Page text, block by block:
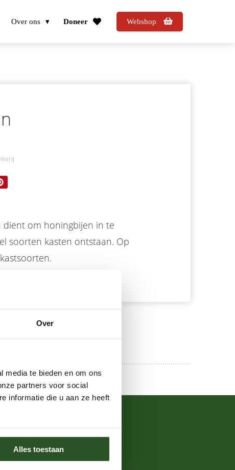
Over
media te bieden en om ons
partners voor social
informatie die u aan ze heeft
Alles toestaan
Over ons Doneer Webshop
dient om honingbijen in te
soorten kasten ontstaan. Op
Contact
Veelgestelde vragen